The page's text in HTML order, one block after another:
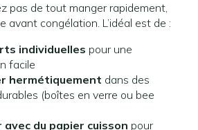
pas de tout manger rapidement,
avant congélation. L’idéal est de :
individuelles pour une
facile
hermétiquement dans des
(boîtes en verre ou bee
avec du papier cuisson pour